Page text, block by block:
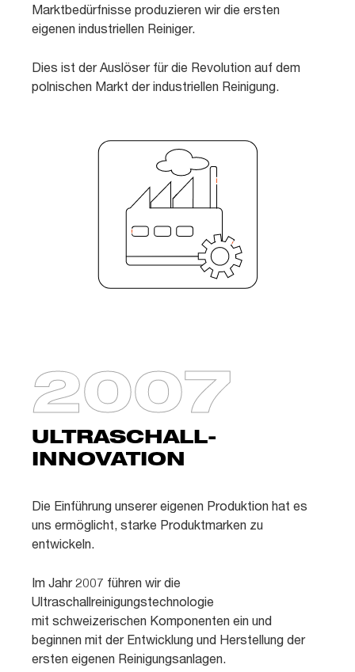
Marktbedürfnisse produzieren wir die ersten
eigenen industriellen Reiniger.
Dies ist der Auslöser für die Revolution auf dem
polnischen Markt der industriellen Reinigung.
2007
ULTRASCHALL-
INNOVATION
Die Einführung unserer eigenen Produktion hat es
uns ermöglicht, starke Produktmarken zu
entwickeln.
Im Jahr 2007 führen wir die
Ultraschallreinigungstechnologie
mit schweizerischen Komponenten ein und
beginnen mit der Entwicklung und Herstellung der
ersten eigenen Reinigungsanlagen.